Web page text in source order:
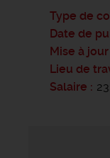
Type de
Date de
Mise à
Lieu de
Salaire